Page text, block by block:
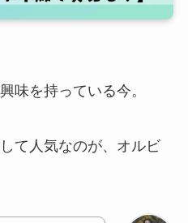
味を持っている今。
て人気なのが、オルビ